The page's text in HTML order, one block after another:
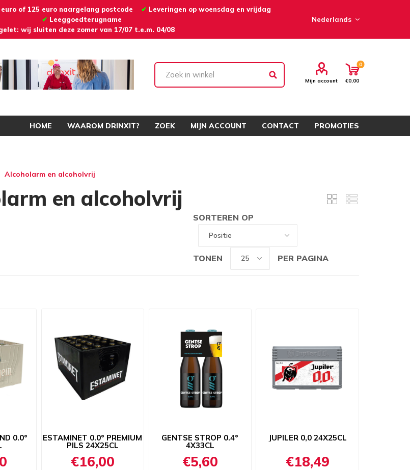
of 125 euro naargelang postcode ✔ Leveringen op woensdag en vrijdag
✔ Leeggoedterugname
wij sluiten deze zomer van 17/07 t.e.m. 04/08
Mijn account
0
€0,00
HOME WAAROM DRINXIT? ZOEK MIJN ACCOUNT CONTACT PROMOTIES
Alcoholarm en alcoholvrij
en alcoholvrij
SORTEREN OP
TONEN PER PAGINA
0.0° ESTAMINET 0.0° PREMIUM
PILS 24X25CL
€16,00
GENTSE STROP 0.4°
4X33CL
€5,60
JUPILER 0,0 24X25CL
€18,49